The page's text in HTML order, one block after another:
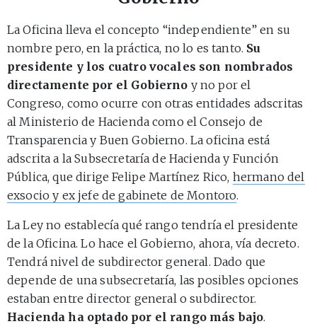
La Oficina lleva el concepto “independiente” en su
nombre pero, en la práctica, no lo es tanto. Su
presidente y los cuatro vocales son nombrados
directamente por el Gobierno y no por el
Congreso, como ocurre con otras entidades adscritas
al Ministerio de Hacienda como el Consejo de
Transparencia y Buen Gobierno. La oficina está
adscrita a la Subsecretaría de Hacienda y Función
Pública, que dirige Felipe Martínez Rico, hermano del
exsocio y ex jefe de gabinete de Montoro.
La Ley no establecía qué rango tendría el presidente
de la Oficina. Lo hace el Gobierno, ahora, vía decreto.
Tendrá nivel de subdirector general. Dado que
depende de una subsecretaría, las posibles opciones
estaban entre director general o subdirector.
Hacienda ha optado por el rango más bajo.